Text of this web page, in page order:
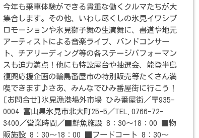
今年も乗車体験ができる貴重な働くクルマたちが大
集合します。その他、いわし尽くしの氷見イワシプ
ロモーションや氷見獅子舞の生演舞に、書道や地元
アーティストによる音楽ライブ、バンドコンサー
ト、チアリーディング等の各ステージパフォーマン
スも迫力満点！他にも特設屋台や抽選会、能登半島
復興応援企画の輪島番屋市の特別販売等たくさん満
喫できます♪さあ、みんなでひみ番屋街に行こう！
[お問合せ]氷見漁港場外市場 ひみ番屋街／〒935-
0004 富山県氷見市北大町25-5／TEL.0766-72-
3400／営業時間／■鮮魚施設 8：30～18：00 ■物
販施設 8：30～18：00 ■フードコート 8：30～